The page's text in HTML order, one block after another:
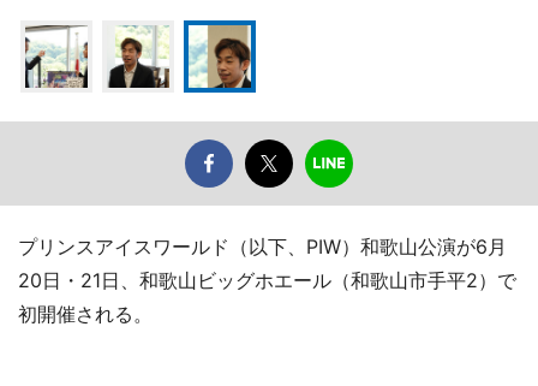
プリンスアイスワールド（以下、PIW）和歌山公演が6月
20日・21日、和歌山ビッグホエール（和歌山市手平2）で
初開催される。